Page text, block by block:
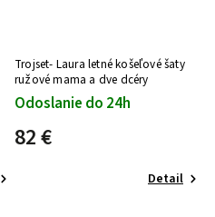
Trojset- Laura letné košeľové šaty
ružové mama a dve dcéry
Odoslanie do 24h
82 €
Detail